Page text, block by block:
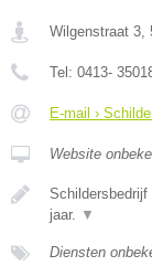
Wilgenstraat 3,
Tel: 0413-
E-mail ›
Website
jaar. ▼
Diensten